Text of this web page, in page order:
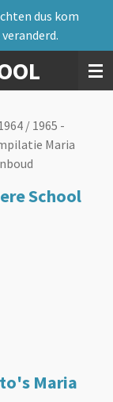
dus kom
/ 1965 -
Maria
School
Maria